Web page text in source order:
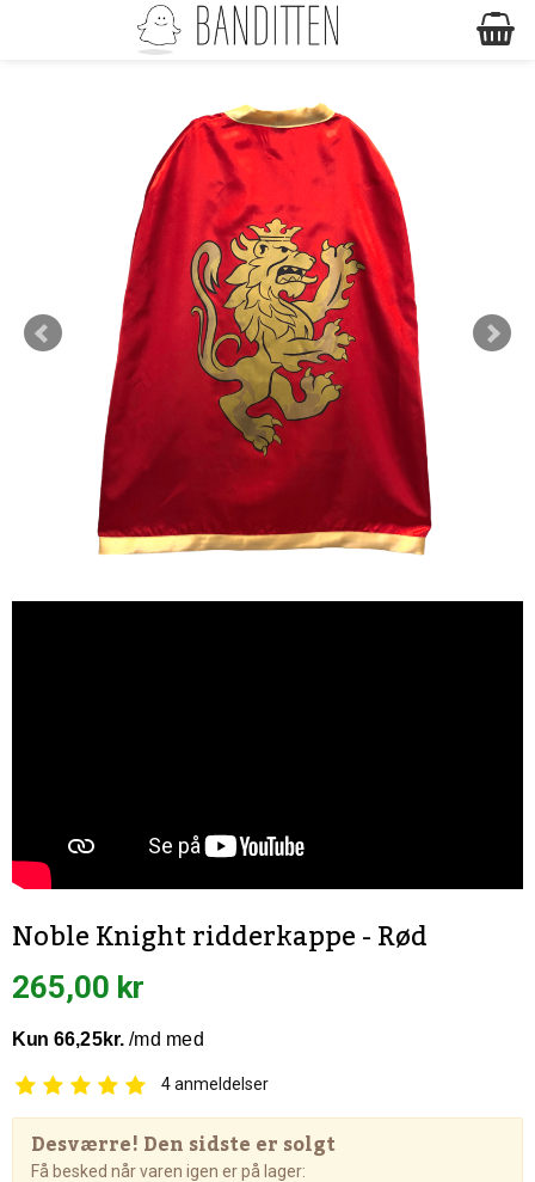
Noble Knight ridderkappe - Rød
265,00 kr
4anmeldelser
Desværre! Den sidste er solgt
Få besked når varen igen er på lager: